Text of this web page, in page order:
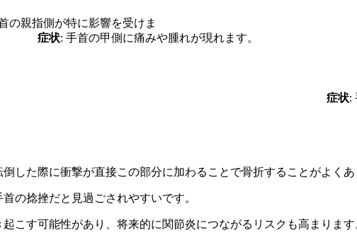
の親指側が特に影響を受けま
症状: 手首の甲側に痛みや腫れが現れます。
転倒した際に発生します。 症状:
した際に衝撃が直接この部分に加わることで骨折することがよくあ
の捻挫だと見過ごされやすいです。
こす可能性があり、将来的に関節炎につながるリスクも高まります